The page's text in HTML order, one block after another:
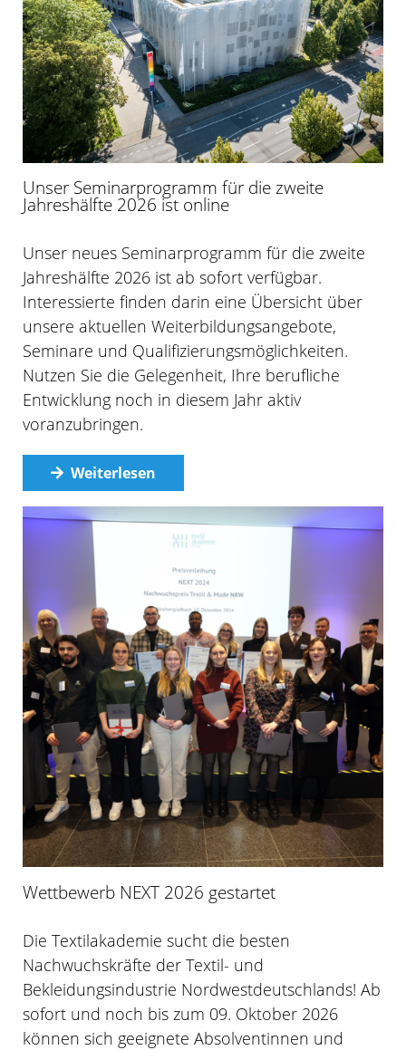
Unser Seminarprogramm für die zweite
Jahreshälfte 2026 ist online
Unser neues Seminarprogramm für die zweite
Jahreshälfte 2026 ist ab sofort verfügbar.
Interessierte finden darin eine Übersicht über
unsere aktuellen Weiterbildungsangebote,
Seminare und Qualifizierungsmöglichkeiten.
Nutzen Sie die Gelegenheit, Ihre berufliche
Entwicklung noch in diesem Jahr aktiv
voranzubringen.
Weiterlesen
Wettbewerb NEXT 2026 gestartet
Die Textilakademie sucht die besten
Nachwuchskräfte der Textil- und
Bekleidungsindustrie Nordwestdeutschlands! Ab
sofort und noch bis zum 09. Oktober 2026
können sich geeignete Absolventinnen und